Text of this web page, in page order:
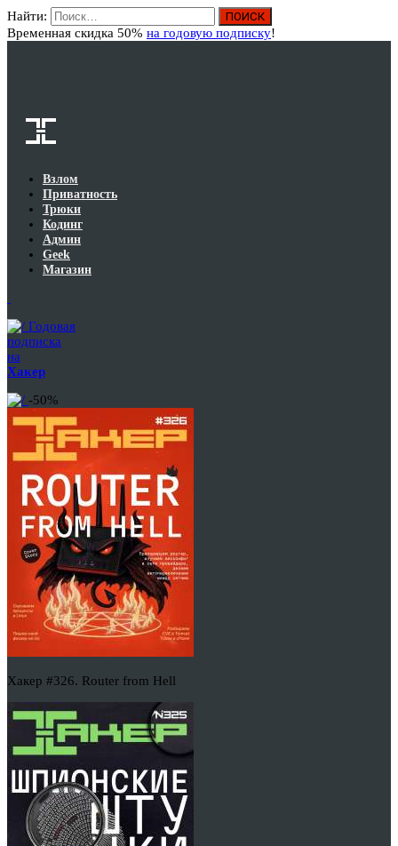
Найти:
Временная скидка 50% на годовую подписку!
Взлом
Приватность
Трюки
Кодинг
Админ
Geek
Магазин
Годовая
подписка
на
Хакер
-50%
Хакер #326. Router from Hell